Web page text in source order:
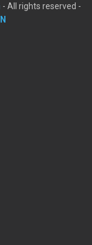
- All rights reserved -